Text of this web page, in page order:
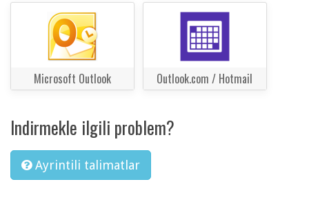
Microsoft Outlook Outlook.com / Hotmail
Indirmekle ilgili problem?
Ayrintili talimatlar